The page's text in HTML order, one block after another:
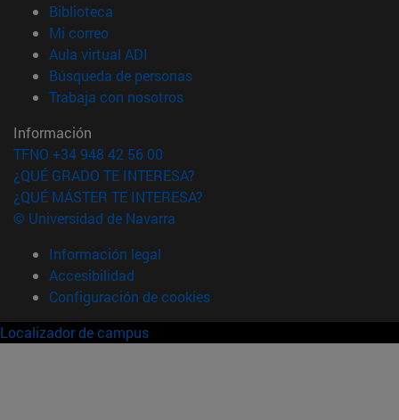
Biblioteca
Mi correo(abre en nueva ventana)
Aula virtual ADI
Búsqueda de personas(abre en nueva ventana)
Trabaja con nosotros(abre en nueva ventana)
Información
TFNO +34 948 42 56 00
¿QUÉ GRADO TE INTERESA?
¿QUÉ MÁSTER TE INTERESA?
© Universidad de Navarra
Información legal
Accesibilidad
Configuración de cookies
Localizador de campus